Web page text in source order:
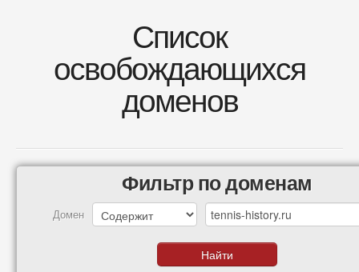
Список
освобождающихся
доменов
Фильтр по доменам
Домен